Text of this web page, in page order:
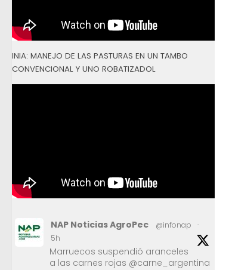
INIA: MANEJO DE LAS PASTURAS EN UN TAMBO
CONVENCIONAL Y UNO ROBATIZADOL
NAP Noticias AgroPec @infonap
·
5h
Marruecos suspendió aranceles
a las carnes rojas @carne_argentina